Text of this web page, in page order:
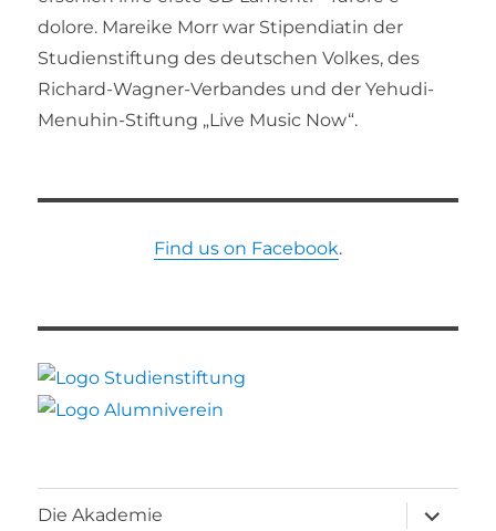
dolore. Mareike Morr war Stipendiatin der
Studienstiftung des deutschen Volkes, des
Richard-Wagner-Verbandes und der Yehudi-
Menuhin-Stiftung „Live Music Now“.
Find us on Facebook.
Die Akademie